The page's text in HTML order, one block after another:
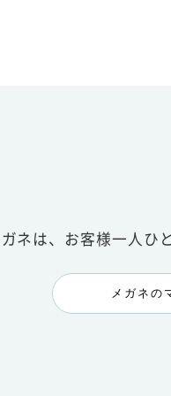
ネは、お客様一人ひ
メガネの